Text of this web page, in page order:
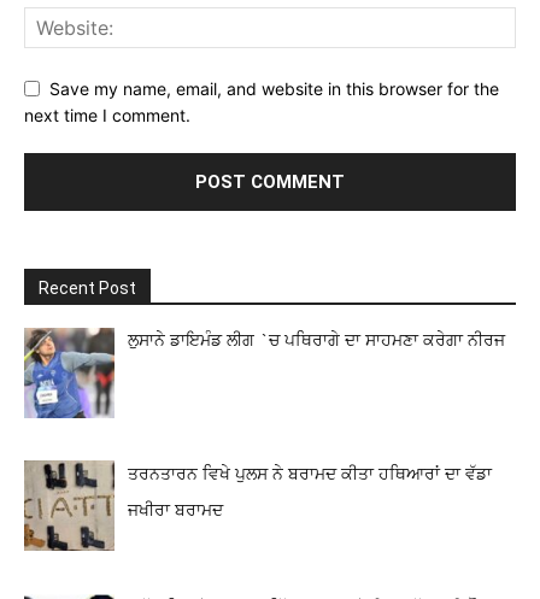
Save my name, email, and website in this browser for the
next time I comment.
Recent Post
ਲੁਸਾਨੇ ਡਾਇਮੰਡ ਲੀਗ `ਚ ਪਥਿਰਾਗੇ ਦਾ ਸਾਹਮਣਾ ਕਰੇਗਾ ਨੀਰਜ
ਤਰਨਤਾਰਨ ਵਿਖੇ ਪੁਲਸ ਨੇ ਬਰਾਮਦ ਕੀਤਾ ਹਥਿਆਰਾਂ ਦਾ ਵੱਡਾ
ਜਖੀਰਾ ਬਰਾਮਦ